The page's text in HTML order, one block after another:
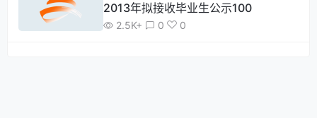
2013年拟接收毕业生公示100
2.5K+ 0 0